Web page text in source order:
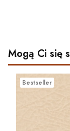
Mogą Ci się
Bestseller